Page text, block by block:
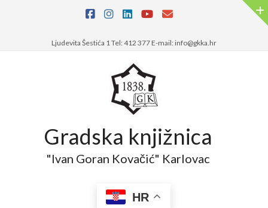
Ljudevita Šestića 1 Tel: 412 377 E-mail: info@gkka.hr
Gradska knjižnica
"Ivan Goran Kovačić" Karlovac
HR